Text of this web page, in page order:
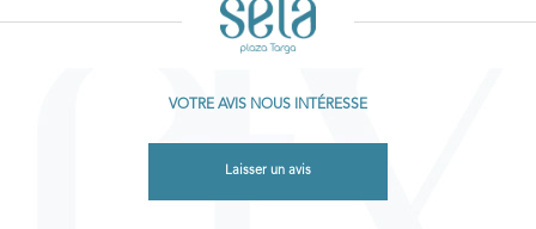
VOTRE AVIS NOUS INTÉRESSE
Laisser un avis